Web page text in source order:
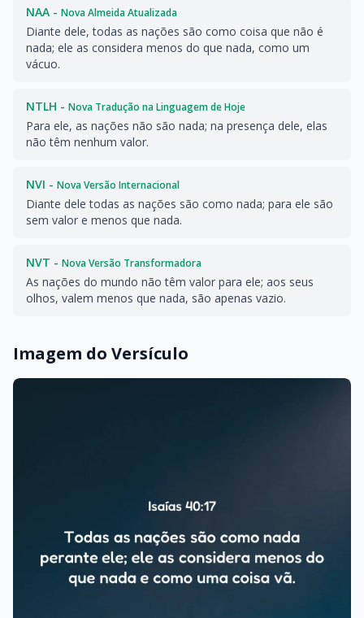
NAA - Nova Almeida Atualizada
Diante dele, todas as nações são como coisa que não é
nada; ele as considera menos do que nada, como um
vácuo.
NTLH - Nova Tradução na Linguagem de Hoje
Para ele, as nações não são nada; na presença dele, elas
não têm nenhum valor.
NVI - Nova Versão Internacional
Diante dele todas as nações são como nada; para ele são
sem valor e menos que nada.
NVT - Nova Versão Transformadora
As nações do mundo não têm valor para ele; aos seus
olhos, valem menos que nada, são apenas vazio.
Imagem do Versículo